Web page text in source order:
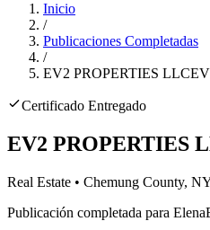
Inicio
/
Publicaciones Completadas
/
EV2 PROPERTIES LLC
Certificado Entregado
EV2 PROPERTIES
Real Estate • Chemung County,
Publicación completada para Elena